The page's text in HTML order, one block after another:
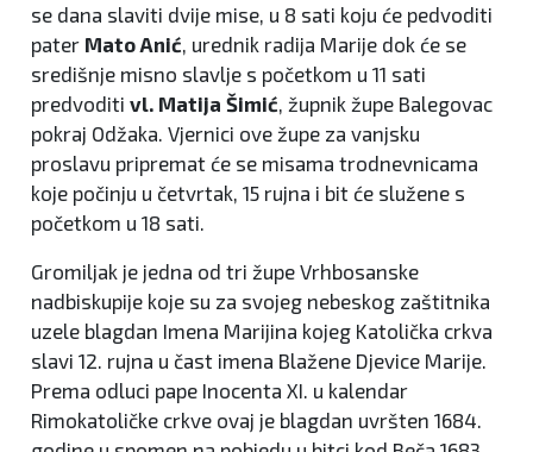
se dana slaviti dvije mise, u 8 sati koju će pedvoditi
pater Mato Anić , urednik radija Marije dok će se
središnje misno slavlje s početkom u 11 sati
predvoditi vl. Matija Šimić , župnik župe Balegovac
pokraj Odžaka. Vjernici ove župe za vanjsku
proslavu pripremat će se misama trodnevnicama
koje počinju u četvrtak, 15 rujna i bit će služene s
početkom u 18 sati.
Gromiljak je jedna od tri župe Vrhbosanske
nadbiskupije koje su za svojeg nebeskog zaštitnika
uzele blagdan Imena Marijina kojeg Katolička crkva
slavi 12. rujna u čast imena Blažene Djevice Marije.
Prema odluci pape Inocenta XI. u kalendar
Rimokatoličke crkve ovaj je blagdan uvršten 1684.